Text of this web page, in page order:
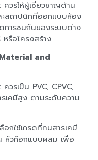
ควรให้ผู้เชี่ยวชาญด้าน
สถาปนิกที่ออกแบบห้อง
ารชนกันของระบบต่าง
รือโครงสร้าง
and
วรเป็น PVC, CPVC,
เคมีสูง ตามระดับความ
กใช้เกรดที่ทนสารเคมี
หัวก๊อกแบบผสม เพื่อ